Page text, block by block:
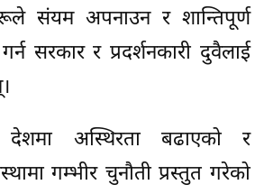
संयम अपनाउन र शान्तिपूर्ण
सरकार र प्रदर्शनकारी दुवैलाई
देशमा अस्थिरता बढाएको र
गम्भीर चुनौती प्रस्तुत गरेको